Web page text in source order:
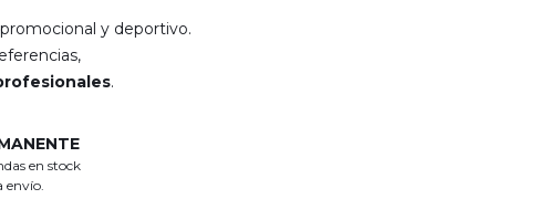
y deportivo.
.
en stock
envío.